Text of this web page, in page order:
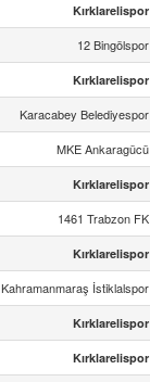
Kırklarelispor
12 Bingölspor
Kırklarelispor
Karacabey Belediyespor
MKE Ankaragücü
Kırklarelispor
1461 Trabzon FK
Kırklarelispor
Kahramanmaraş İstiklalspor
Kırklarelispor
Kırklarelispor